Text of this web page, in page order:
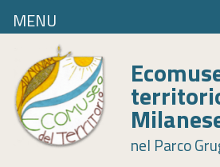
content
nel Parco
MENU